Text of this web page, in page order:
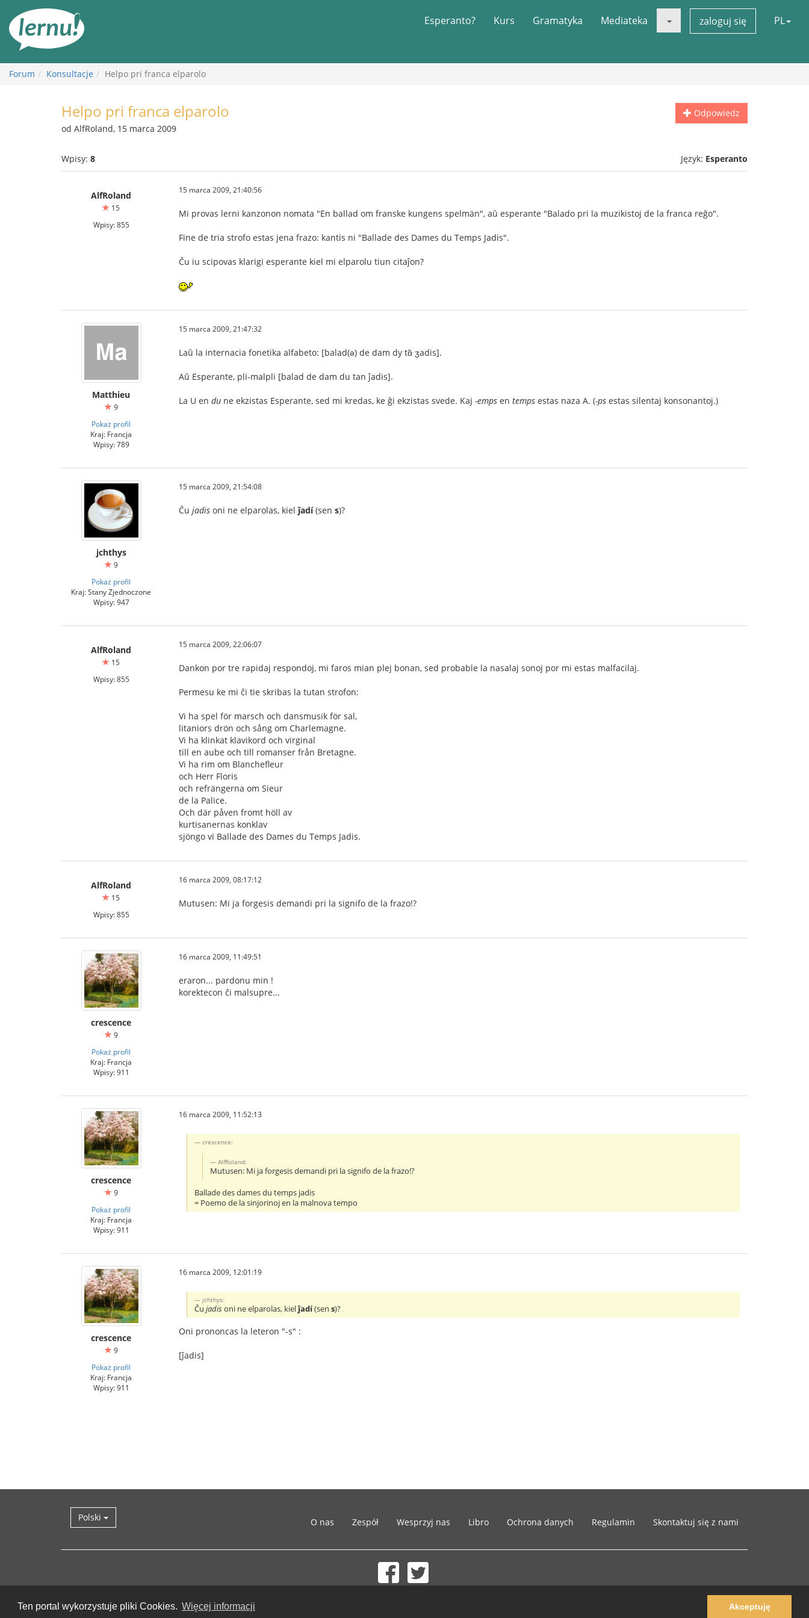
Ten portal wykorzystuje pliki Cookies. Więcej informacji Akceptuję
Esperanto? Kurs Gramatyka Mediateka zaloguj się PL
Forum Konsultacje Helpo pri franca elparolo
Odpowiedz
Helpo pri franca elparolo
od AlfRoland, 15 marca 2009
Wpisy: 8 Język: Esperanto
AlfRoland
15
Wpisy: 855
15 marca 2009, 21:40:56
Mi provas lerni kanzonon nomata "En ballad om franske kungens spelmän", aŭ esperante "Balado pri la muzikistoj de la franca reĝo".
Fine de tria strofo estas jena frazo: kantis ni "Ballade des Dames du Temps Jadis".
Ĉu iu scipovas klarigi esperante kiel mi elparolu tiun citaĵon?
Matthieu
9
Pokaż profil
Kraj: Francja
Wpisy: 789
15 marca 2009, 21:47:32
Laŭ la internacia fonetika alfabeto: [balad(ə) de dam dy tɑ̃ ʒadis].
Aŭ Esperante, pli-malpli [balad de dam du tan ĵadis].
La U en du ne ekzistas Esperante, sed mi kredas, ke ĝi ekzistas svede. Kaj -emps en temps estas naza A. (-ps estas silentaj konsonantoj.)
jchthys
9
Pokaż profil
Kraj: Stany Zjednoczone
Wpisy: 947
15 marca 2009, 21:54:08
Ĉu jadis oni ne elparolas, kielĵadí(sen s)?
AlfRoland
15
Wpisy: 855
15 marca 2009, 22:06:07
Dankon por tre rapidaj respondoj, mi faros mian plej bonan, sed probable la nasalaj sonoj por mi estas malfacilaj.
Permesu ke mi ĉi tie skribas la tutan strofon:
Vi ha spel för marsch och dansmusik för sal,
litaniors drön och sång om Charlemagne.
Vi ha klinkat klavikord och virginal
till en aube och till romanser från Bretagne.
Vi ha rim om Blanchefleur
och Herr Floris
och refrängerna om Sieur
de la Palice.
Och där påven fromt höll av
kurtisanernas konklav
sjöngo vi Ballade des Dames du Temps Jadis.
AlfRoland
15
Wpisy: 855
16 marca 2009, 08:17:12
Mutusen: Mi ja forgesis demandi pri la signifo de la frazo!?
crescence
9
Pokaż profil
Kraj: Francja
Wpisy: 911
16 marca 2009, 11:49:51
eraron... pardonu min !
korektecon ĉi malsupre...
crescence
9
Pokaż profil
Kraj: Francja
Wpisy: 911
16 marca 2009, 11:52:13
crescence:
AlfRoland:
Mutusen: Mi ja forgesis demandi pri la signifo de la frazo!?
Ballade des dames du temps jadis
= Poemo de la sinjorinoj en la malnova tempo
crescence
9
Pokaż profil
Kraj: Francja
Wpisy: 911
16 marca 2009, 12:01:19
jchthys:
Ĉujadisoni ne elparolas, kielĵadí(sens)?
Oni prononcas la leteron "-s" :
[ĵadis]
Polski O nas Zespół Wesprzyj nas Libro Ochrona danych Regulamin Skontaktuj się z nami